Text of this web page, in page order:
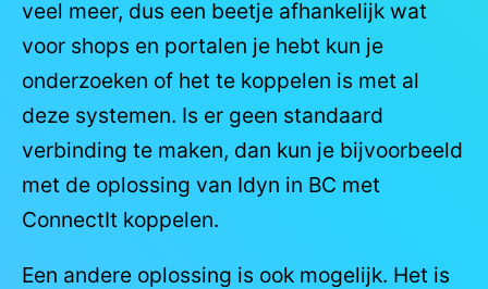
veel meer, dus een beetje afhankelijk wat
voor shops en portalen je hebt kun je
onderzoeken of het te koppelen is met al
deze systemen. Is er geen standaard
verbinding te maken, dan kun je bijvoorbeeld
met de oplossing van Idyn in BC met
ConnectIt koppelen.
Een andere oplossing is ook mogelijk. Het is